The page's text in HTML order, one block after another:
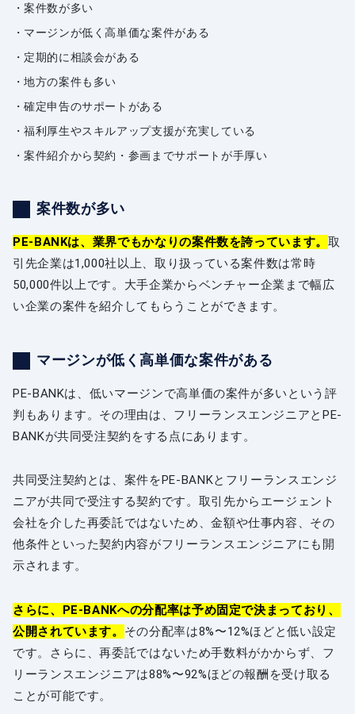
案件数が多い
マージンが低く高単価な案件がある
定期的に相談会がある
地方の案件も多い
確定申告のサポートがある
福利厚生やスキルアップ支援が充実している
案件紹介から契約・参画までサポートが手厚い
案件数が多い
PE-BANKは、業界でもかなりの案件数を誇っています。 取
引先企業は1,000社以上、取り扱っている案件数は常時
50,000件以上です。大手企業からベンチャー企業まで幅広
い企業の案件を紹介してもらうことができます。
マージンが低く高単価な案件がある
PE-BANKは、低いマージンで高単価の案件が多いという評
判もあります。その理由は、フリーランスエンジニアとPE-
BANKが共同受注契約をする点にあります。
共同受注契約とは、案件をPE-BANKとフリーランスエンジ
ニアが共同で受注する契約です。取引先からエージェント
会社を介した再委託ではないため、金額や仕事内容、その
他条件といった契約内容がフリーランスエンジニアにも開
示されます。
さらに、PE-BANKへの分配率は予め固定で決まっており、
公開されています。 その分配率は8%〜12%ほどと低い設定
です。さらに、再委託ではないため手数料がかからず、フ
リーランスエンジニアは88%〜92%ほどの報酬を受け取る
ことが可能です。